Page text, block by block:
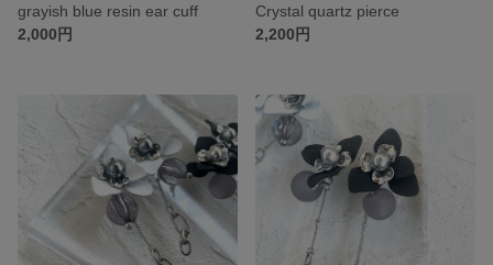
grayish blue resin ear cuff
2,000円
Crystal quartz pierce
2,200円